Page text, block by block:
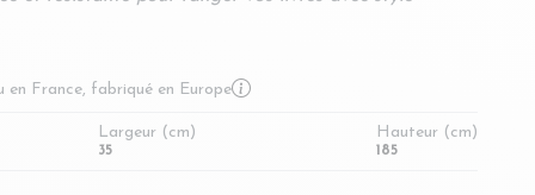
en France, fabriqué en Europe More information about origin
Largeur (cm)
35
Hauteur (cm)
185